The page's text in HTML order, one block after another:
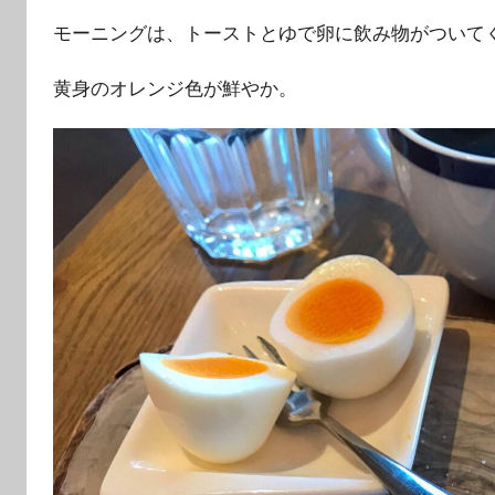
モーニングは、トーストとゆで卵に飲み物がついて
黄身のオレンジ色が鮮やか。